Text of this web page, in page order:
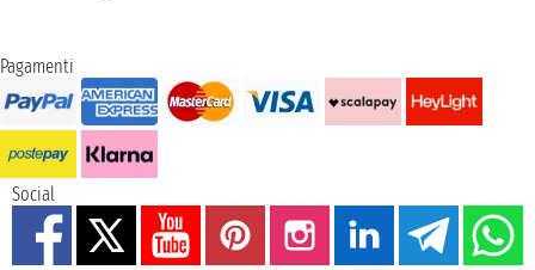
Pagamenti
Social